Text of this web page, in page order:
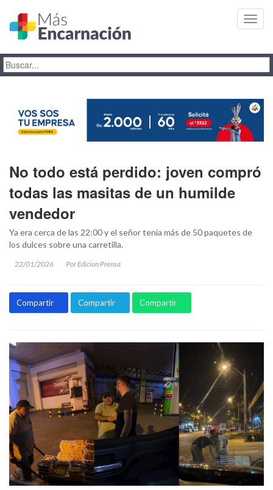
No todo está perdido: joven compró
todas las masitas de un humilde
vendedor
Ya era cerca de las 22:00 y el señor tenía más de 50 paquetes de
los dulces sobre una carretilla.
22/01/2026 Por Edicion Prensa
Compartir Compartir Compartir